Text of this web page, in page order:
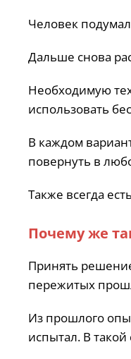
Человек
Дальше снова
Необходимую
использовать
В каждом
повернуть в
Также всегда
Почему же
Принять
пережитых
Из прошлого
испытал. В